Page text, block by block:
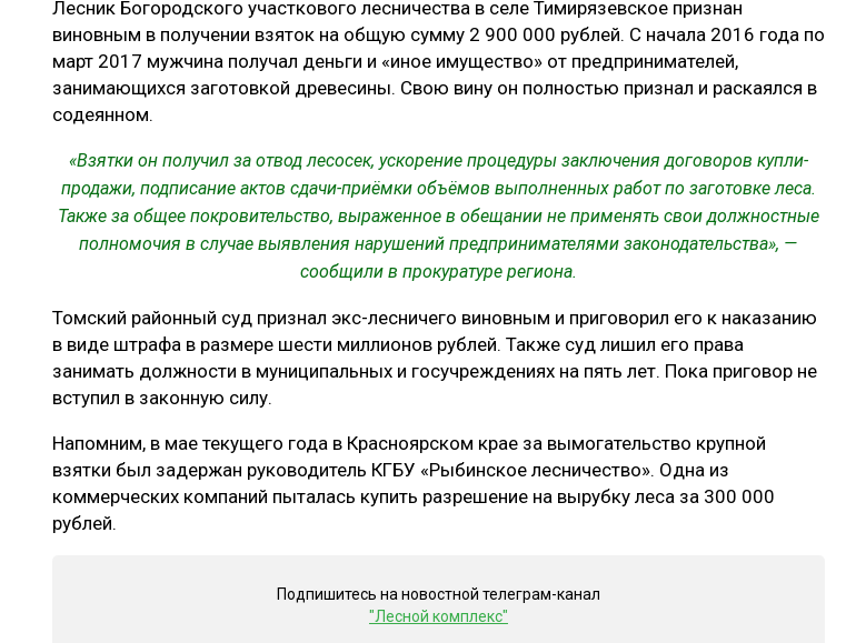
ЛЕСОВОССТАНОВЛЕНИЕ И ЗАЩИТА
ЛОГИСТИКА
ПРОИЗВОДСТВО ДРЕВЕСНЫХ ПЛИТ
СУШКА ДРЕВЕСИНЫ
ОТРАСЛЕВАЯ
ЭКСПЕРТНОЕ МНЕНИЕ
Лесник Богородского участкового лесничества в селе Тимирязевское признан
виновным в получении взяток на общую сумму 2 900 000 рублей. С начала 2016 года по
март 2017 мужчина получал деньги и «иное имущество» от предпринимателей,
занимающихся заготовкой древесины. Свою вину он полностью признал и раскаялся в
содеянном.
«Взятки он получил за отвод лесосек, ускорение процедуры заключения договоров купли-
продажи, подписание актов сдачи-приёмки объёмов выполненных работ по заготовке леса.
Также за общее покровительство, выраженное в обещании не применять свои должностные
полномочия в случае выявления нарушений предпринимателями законодательства», —
сообщили в прокуратуре региона.
Томский районный суд признал экс-лесничего виновным и приговорил его к наказанию
в виде штрафа в размере шести миллионов рублей. Также суд лишил его права
занимать должности в муниципальных и госучреждениях на пять лет. Пока приговор не
вступил в законную силу.
Напомним, в мае текущего года в Красноярском крае за вымогательство крупной
взятки был задержан руководитель КГБУ «Рыбинское лесничество». Одна из
коммерческих компаний пыталась купить разрешение на вырубку леса за 300 000
рублей.
Подпишитесь на новостной телеграм-канал
"Лесной комплекс"